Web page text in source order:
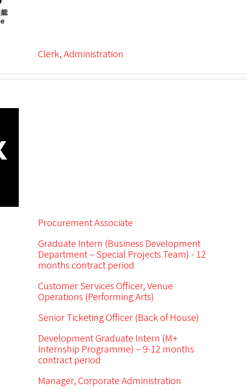
Clerk, Administration
Procurement Associate
Graduate Intern (Business Development
Department – Special Projects Team) - 12
months contract period
Customer Services Officer, Venue
Operations (Performing Arts)
Senior Ticketing Officer (Back of House)
Development Graduate Intern (M+
Internship Programme) – 9-12 months
contract period
Manager, Corporate Administration